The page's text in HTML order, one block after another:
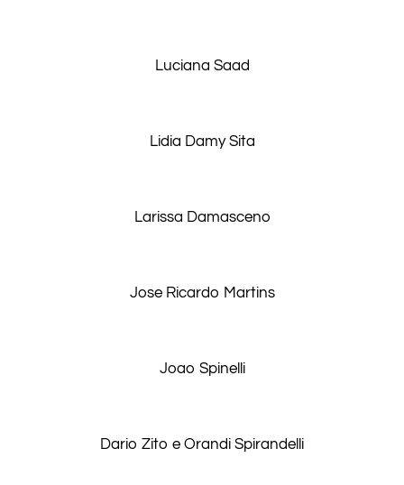
Luciana Saad
Lidia Damy Sita
Larissa Damasceno
Jose Ricardo Martins
Joao Spinelli
Dario Zito e Orandi Spirandelli